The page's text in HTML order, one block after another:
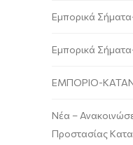
Εμπορικά
Εμπορικά
ΕΜΠΟΡΙΟ-
Νέα –
Προστασίας